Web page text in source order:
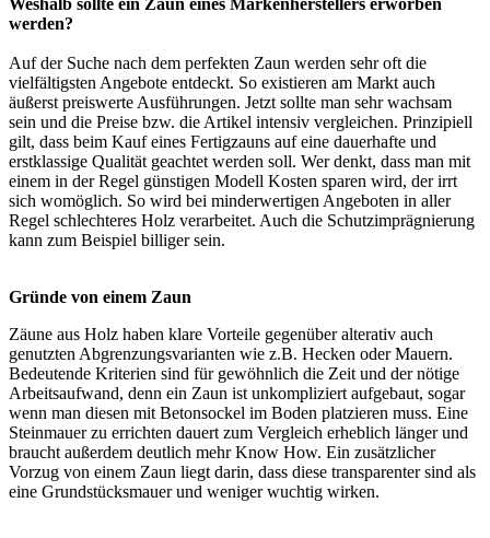
Weshalb sollte ein Zaun eines Markenherstellers erworben
werden?
Auf der Suche nach dem perfekten Zaun werden sehr oft die
vielfältigsten Angebote entdeckt. So existieren am Markt auch
äußerst preiswerte Ausführungen. Jetzt sollte man sehr wachsam
sein und die Preise bzw. die Artikel intensiv vergleichen. Prinzipiell
gilt, dass beim Kauf eines Fertigzauns auf eine dauerhafte und
erstklassige Qualität geachtet werden soll. Wer denkt, dass man mit
einem in der Regel günstigen Modell Kosten sparen wird, der irrt
sich womöglich. So wird bei minderwertigen Angeboten in aller
Regel schlechteres Holz verarbeitet. Auch die Schutzimprägnierung
kann zum Beispiel billiger sein.
Gründe von einem Zaun
Zäune aus Holz haben klare Vorteile gegenüber alterativ auch
genutzten Abgrenzungsvarianten wie z.B. Hecken oder Mauern.
Bedeutende Kriterien sind für gewöhnlich die Zeit und der nötige
Arbeitsaufwand, denn ein Zaun ist unkompliziert aufgebaut, sogar
wenn man diesen mit Betonsockel im Boden platzieren muss. Eine
Steinmauer zu errichten dauert zum Vergleich erheblich länger und
braucht außerdem deutlich mehr Know How. Ein zusätzlicher
Vorzug von einem Zaun liegt darin, dass diese transparenter sind als
eine Grundstücksmauer und weniger wuchtig wirken.